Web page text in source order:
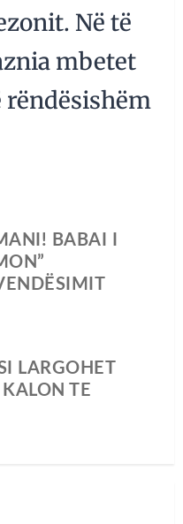
Në të
mbetet
BABAI I
LARGOHET
TE